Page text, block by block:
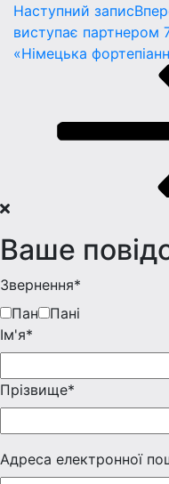
Наступний запис
виступає партнером
«Німецька
Ваше
Звернення*
Пан
Пані
Iм'я*
Прізвище*
Адреса електронної